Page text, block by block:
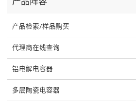
产品检索/样品购买
代理商在线查询
铝电解电容器
多层陶瓷电容器